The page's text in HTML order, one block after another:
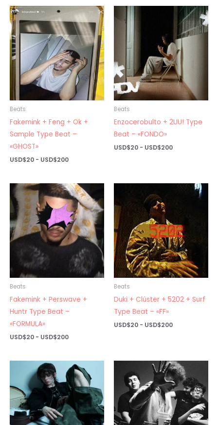
hasta
USD$200
desde
USD$20
hasta
USD$200
Beats
Fakemink + Feng + Ok +
Sample Type Beat –
«GHOST»
USD$20 - USD$200Rango
desde
USD$20
hasta
USD$200
Beats
Enzocerobulto + 2UU! Type
Beat – «FONDO»
USD$20 - USD$200Rango
hasta
USD$200
Beats
Fakemink + Perswave +
Huntr Type Beat –
«FORMULA»
USD$20 - USD$200Rango
desde
USD$20
hasta
USD$200
Beats
Duki + Clúster + 5202 + Surf
Type Beat – «FF»
USD$20 - USD$200Rango
hasta
USD$200